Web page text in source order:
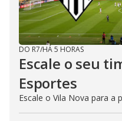
DO R7/HÁ 5 HORAS
Escale o seu
Esportes
Escale o Vila Nova para a